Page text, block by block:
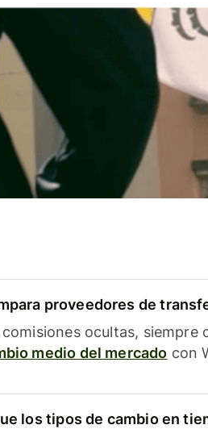
proveedores de
comisiones ocultas, siempre
medio del mercado con
los tipos de cambio en